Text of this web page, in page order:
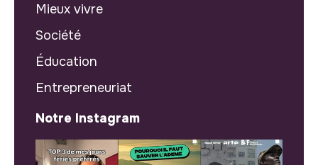
Mieux vivre
Société
Éducation
Entrepreneuriat
Notre Instagram